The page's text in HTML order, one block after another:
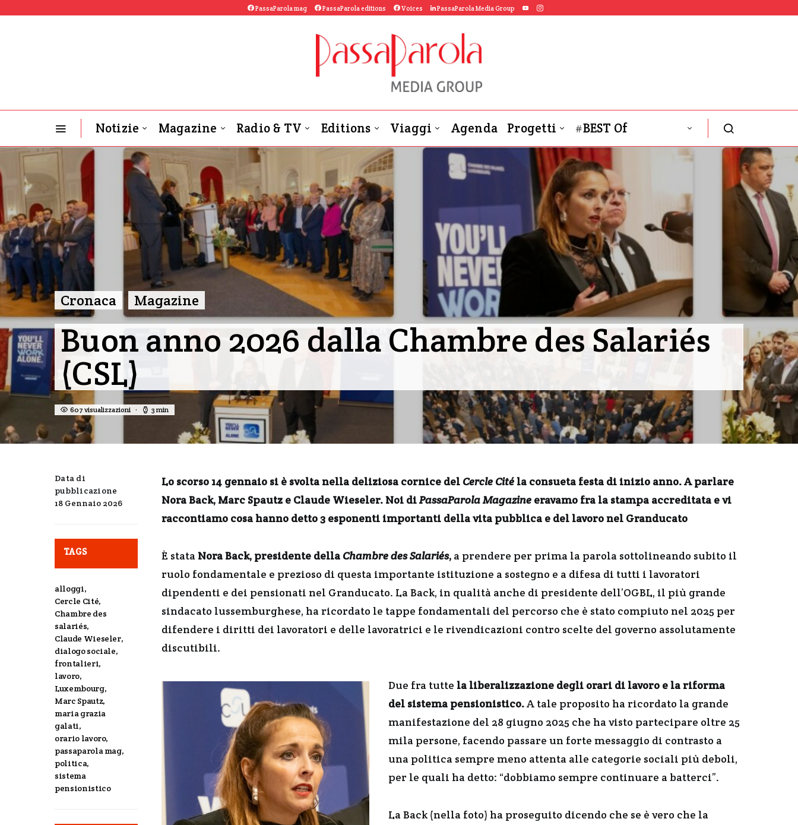
PassaParola mag PassaParola editions Voices PassaParola Media Group
Notizie Magazine Radio & TV Editions Viaggi Agenda Progetti #BEST Of
OGB-L News
Cronaca Magazine
Buon anno 2026 dalla Chambre des Salariés
(CSL)
607 visualizzazioni 3 min
Data di
pubblicazione
18 Gennaio 2026
TAGS
alloggi,
Cercle Cité,
Chambre des
salariés,
Claude Wieseler,
dialogo sociale,
frontalieri,
lavoro,
Luxembourg,
Marc Spautz,
maria grazia
galati,
orario lavoro,
passaparola mag,
politica,
sistema
pensionistico
Lo scorso 14 gennaio si è svolta nella deliziosa cornice del Cercle Citéla consueta festa di inizio anno. A parlare
Nora Back, Marc Spautz e Claude Wieseler. Noi diPassaParola Magazine eravamo fra la stampa accreditata e vi
raccontiamo cosa hanno detto 3 esponenti importanti della vita pubblica e del lavoro nel Granducato
È stata Nora Back, presidente della Chambre des Salariés, a prendere per prima la parola sottolineando subito il
ruolo fondamentale e prezioso di questa importante istituzione a sostegno e a difesa di tutti i lavoratori
dipendenti e dei pensionati nel Granducato. La Back, in qualità anche di presidente dell’OGBL, il più grande
sindacato lussemburghese, ha ricordato le tappe fondamentali del percorso che è stato compiuto nel 2025 per
difendere i diritti dei lavoratori e delle lavoratrici e le rivendicazioni contro scelte del governo assolutamente
discutibili.
Due fra tutte la liberalizzazione degli orari di lavoro e la riforma
del sistema pensionistico.A tale proposito ha ricordato la grande
manifestazione del 28 giugno 2025 che ha visto partecipare oltre 25
mila persone, facendo passare un forte messaggio di contrasto a
una politica sempre meno attenta alle categorie sociali più deboli,
per le quali ha detto: “dobbiamo sempre continuare a batterci”.
La Back (nella foto) ha proseguito dicendo che se è vero che la